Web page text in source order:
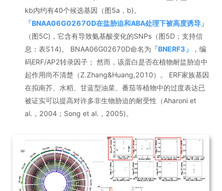
kb内约有40个候选基因（图5a，b)。
「BNAA06G02670D在盐胁迫和ABA处理下被高度诱导 」
（图5C)，它含有导致氨基酸变化的SNPs（图5D；支持信
息：表S14)。 BNAA06G02670D命名为 「BNERF3 」
，编
码ERF/AP2转录因子； 然而，该蛋白是否在植物耐盐胁迫中
起作用尚不清楚（Z.Zhang&Huang,2010）。 ERF家族基因
在拟南芥、水稻、甘蓝型油菜、番茄等植物中的过度表达已
被证实可以提高对许多非生物胁迫的耐受性（Aharoni et
al.，2004；Song et al.，2005)。